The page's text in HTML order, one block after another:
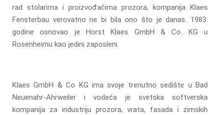
rad stolarima i proizvođačima prozora, kompanija Klaes
Fensterbau verovatno ne bi bila ono što je danas. 1983.
godine osnovao je Horst Klaes GmbH & Co. KG u
Rosenheimu kao jedini zaposleni.
Klaes GmbH & Co KG ima svoje trenutno sedište u Bad
Neuenahr-Ahrweiler i vodeća je svetska softverska
kompanija za industriju prozora, vrata, fasada i zimskih